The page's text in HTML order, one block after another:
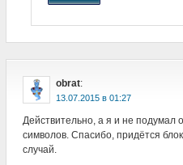
obrat:
в
Действительно, а я и не подумал
символов. Спасибо, придётся
случай.